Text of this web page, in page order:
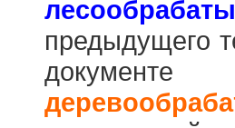
предыдущего